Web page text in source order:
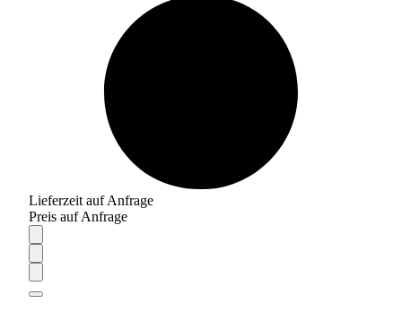
Lieferzeit auf Anfrage
Preis auf Anfrage